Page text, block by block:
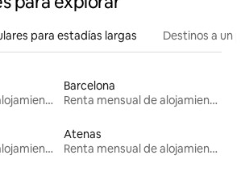
para estadías largas Destinos a un
Renta mensual de alojamientos
Barcelona
Renta mensual de alojamientos
Renta mensual de alojamientos
Atenas
Renta mensual de alojamientos